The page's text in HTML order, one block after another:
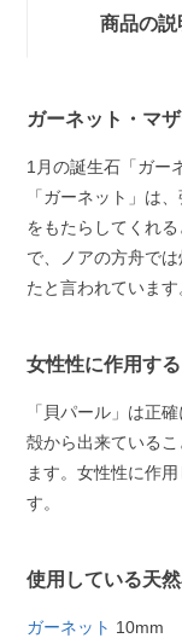
商品の説
ガーネット・マ
1月の誕生石「ガー
「ガーネット」は
をもたらしてくれ
で、ノアの方舟で
たと言われています
女性性に作用す
「貝パール」は正
殻から出来ている
ます。女性性に作
す。
使用している天
ガーネット 10mm